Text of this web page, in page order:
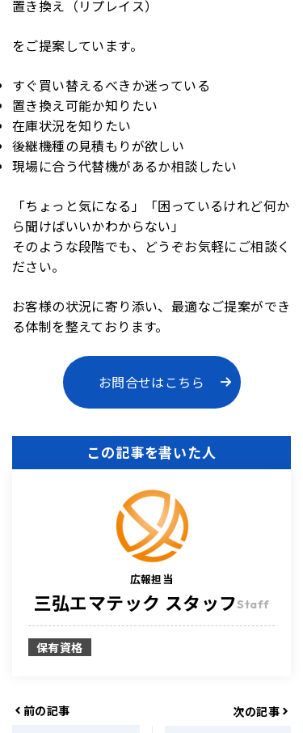
置き換え（リプレイス）
をご提案しています。
すぐ買い替えるべきか迷っている
置き換え可能か知りたい
在庫状況を知りたい
後継機種の見積もりが欲しい
現場に合う代替機があるか相談したい
「ちょっと気になる」「困っているけれど何か
ら聞けばいいかわからない」
そのような段階でも、どうぞお気軽にご相談く
ださい。
お客様の状況に寄り添い、最適なご提案ができ
る体制を整えております。
お問合せはこちら
この記事を書いた人
広報担当
三弘エマテック スタッフStaff
保有資格
前の記事 次の記事